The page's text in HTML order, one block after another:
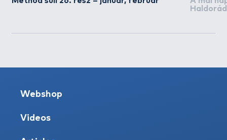
Webshop
Videos